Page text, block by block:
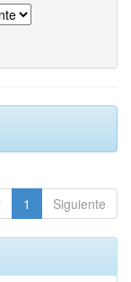
1 Siguiente